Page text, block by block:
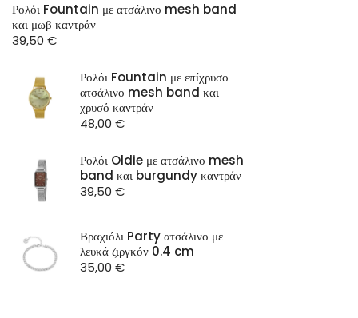
Ρολόι Fountain με ατσάλινο mesh band
και μωβ καντράν
39,50 €
Ρολόι Fountain με επίχρυσο
ατσάλινο mesh band και
χρυσό καντράν
48,00 €
Ρολόι Oldie με ατσάλινο mesh
band και burgundy καντράν
39,50 €
Βραχιόλι Party ατσάλινο με
λευκά ζιργκόν 0.4 cm
35,00 €